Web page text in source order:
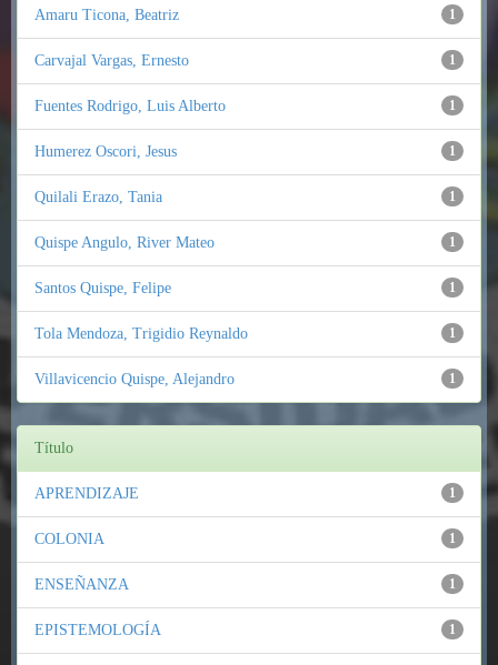
1
Amaru Ticona, Beatriz
1
Carvajal Vargas, Ernesto
1
Fuentes Rodrigo, Luis Alberto
1
Humerez Oscori, Jesus
1
Quilali Erazo, Tania
1
Quispe Angulo, River Mateo
1
Santos Quispe, Felipe
1
Tola Mendoza, Trigidio Reynaldo
1
Villavicencio Quispe, Alejandro
Título
1
APRENDIZAJE
1
COLONIA
1
ENSEÑANZA
1
EPISTEMOLOGÍA